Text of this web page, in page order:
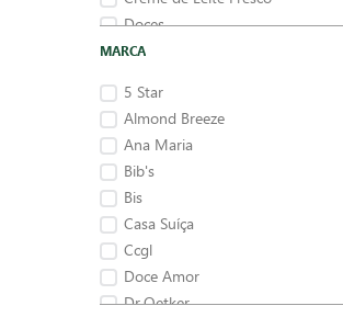
Doces
Gelatinas e Sobremesas
MARCA
5 Star
Almond Breeze
Ana Maria
Bib's
Bis
Casa Suíça
Ccgl
Doce Amor
Dr.Oetker